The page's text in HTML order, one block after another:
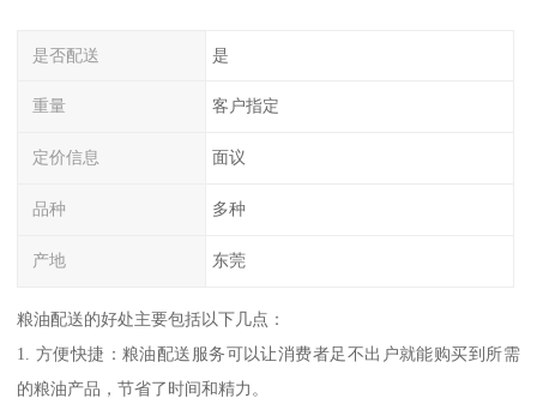
是否配送 是
重量 客户指定
定价信息 面议
品种 多种
产地 东莞
粮油配送的好处主要包括以下几点：
1. 方便快捷：粮油配送服务可以让消费者足不出户就能购买到所需
的粮油产品，节省了时间和精力。